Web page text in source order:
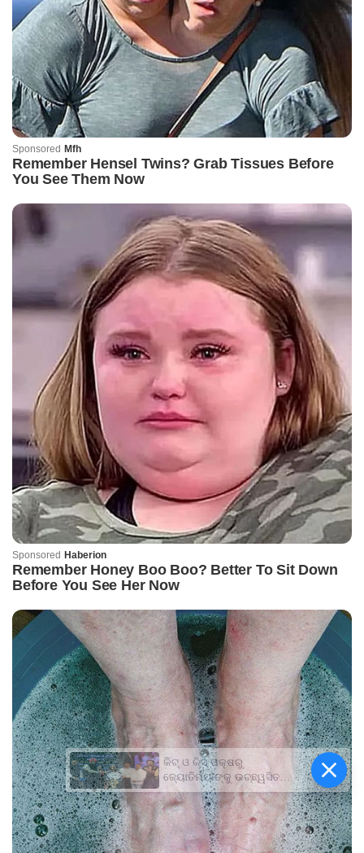
କିଟ୍‍ ଓ କିସ୍‍ ପକ୍ଷରୁ
ଜ୍ୟୋତିର୍ମୟୀଙ୍କୁ ଉଚ୍ଛ୍ୱସିତ
ସମ୍ବର୍ଦ୍ଧନା; ୫ଲକ୍ଷ ଟଙ୍କାର
ପ୍ରୋତ୍ସାହନ ରାଶି ପ୍ରଦାନ